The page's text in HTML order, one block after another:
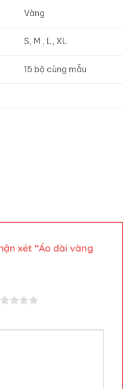
Vàng
S, M , L, XL
15 bộ cùng mẫu
xét “Áo dài vàng